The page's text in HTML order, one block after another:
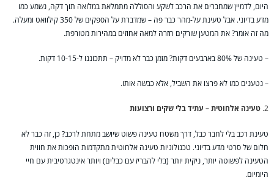
היום, לדמיין שמחברים את הרכב לשקע והסוללה מתמלאת במלואה תוך דקה, נשמע כמו
מדע בדיוני. אבל טעינת על-מהר כבר פה – שמדברת על הספקים של 350 קילוואט ומעלה.
מה זה אומר? את המטען שורקים חזרה למאה אחוזים במהירות מטורפת.
– טעינה של 80% בארבעים דקות? מזמן כבר לא מדויק – תתכוננו ל-10-15 דקות.
– נטענים כמו לא פרצו את השביל, אלא כבשה אותו.
טעינה אלחוטית – עתיד בלי שקים ורצועות
טעינת רכב בלי לחבר כבל, דרך משטח טעינה פשוט שיושב מתחת לרכב? כן, זה כבר לא
חלום של סרטי מדע בדיוני. טכנולוגיות טעינה אלחוטית מתקדמות הופכות את חווית
הטעינה לפשוטה יותר, ניקית יותר (בלי להבריז עם כבלים) ויותר אינטגרטיבית עם חיי
היומיום.